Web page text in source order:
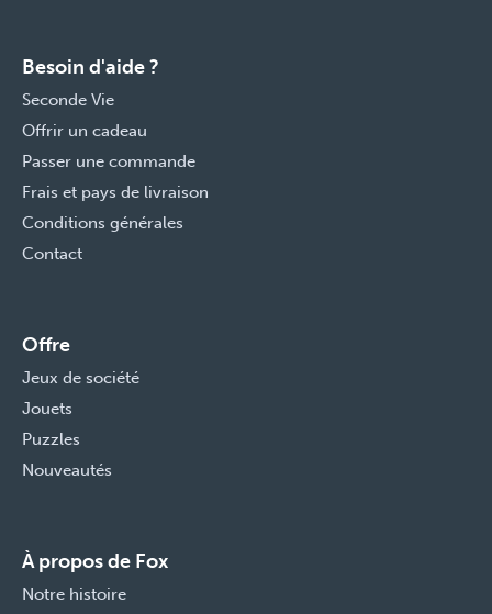
Besoin d'aide ?
Seconde Vie
Offrir un cadeau
Passer une commande
Frais et pays de livraison
Conditions générales
Contact
Offre
Jeux de société
Jouets
Puzzles
Nouveautés
À propos de Fox
Notre histoire